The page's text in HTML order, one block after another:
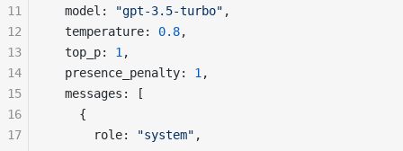
  model:
"gpt-3.5-turbo" ,
  temperature:
0.8,
  top_p:
1 ,
  presence_penalty:
1 ,
  messages: [
    {
      role:
"system" ,
11
12
13
14
15
16
17